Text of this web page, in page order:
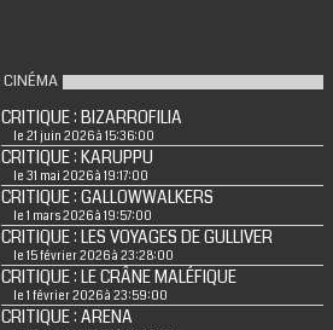
CINÉMA
CRITIQUE : BIZARROFILIA
le 21 juin 2026 à 15:36:00
CRITIQUE : KARUPPU
le 31 mai 2026 à 19:17:00
CRITIQUE : GALLOWWALKERS
le 1 mars 2026 à 19:57:00
CRITIQUE : LES VOYAGES DE GULLIVER
le 15 février 2026 à 23:28:00
CRITIQUE : LE CRÂNE MALÉFIQUE
le 1 février 2026 à 23:59:00
CRITIQUE : ARENA